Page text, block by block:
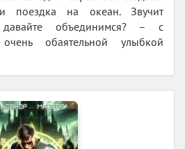
поездка на океан. Звучит
объединимся? – с
обаятельной улыбкой